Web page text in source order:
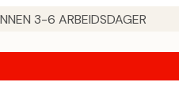
3-6 ARBEIDSDAGER